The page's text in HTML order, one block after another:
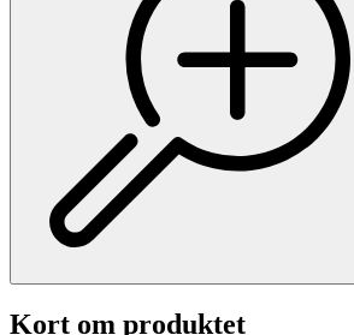
Kort om produktet